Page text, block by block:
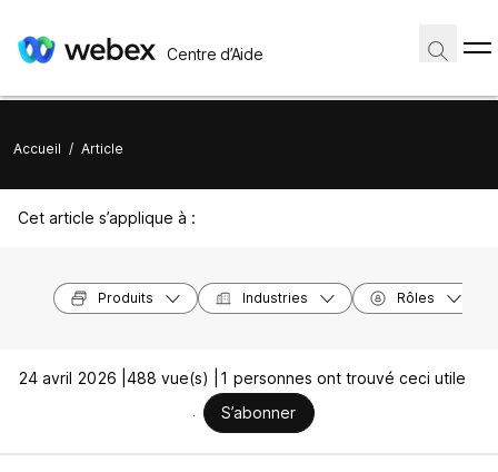
Centre d’Aide
Accueil / Article
Cet article s’applique à :
Produits Industries Rôles
24 avril 2026 | 488 vue(s) |
1 personnes ont trouvé ceci utile
S’abonner